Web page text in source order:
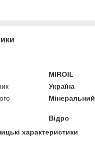
MIROIL
Україна
Мінеральний
Відро
характеристики